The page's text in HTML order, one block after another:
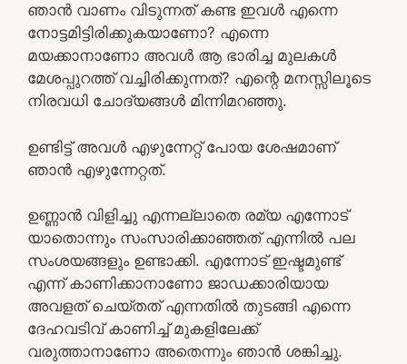
ഞാന്‍ വാണം വിടുന്നത് കണ്ട ഇവള്‍ എന്നെ
നോട്ടമിട്ടിരിക്കുകയാണോ? എന്നെ
മയക്കാനാണോ അവള്‍ ആ ഭാരിച്ച മുലകള്‍
മേശപ്പുറത്ത് വച്ചിരിക്കുന്നത്? എന്റെ മനസ്സിലൂടെ
നിരവധി ചോദ്യങ്ങള്‍ മിന്നിമറഞ്ഞു.
ഉണ്ടിട്ട് അവള്‍ എഴുന്നേറ്റ് പോയ ശേഷമാണ്
ഞാന്‍ എഴുന്നേറ്റത്.
ഉണ്ണാന്‍ വിളിച്ചു എന്നല്ലാതെ രമ്യ എന്നോട്
യാതൊന്നും സംസാരിക്കാഞ്ഞത് എന്നില്‍ പല
സംശയങ്ങളും ഉണ്ടാക്കി. എന്നോട് ഇഷ്ടമുണ്ട്
എന്ന് കാണിക്കാനാണോ ജാഡക്കാരിയായ
അവളത് ചെയ്തത് എന്നതില്‍ തുടങ്ങി എന്നെ
ദേഹവടിവ് കാണിച്ച് മുകളിലേക്ക്
വരുത്താനാണോ അതെന്നും ഞാന്‍ ശങ്കിച്ചു.